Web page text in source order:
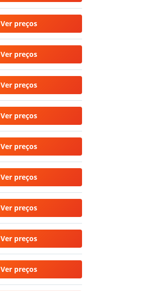
Ver preços
Ver preços
Ver preços
Ver preços
Ver preços
Ver preços
Ver preços
Ver preços
Ver preços